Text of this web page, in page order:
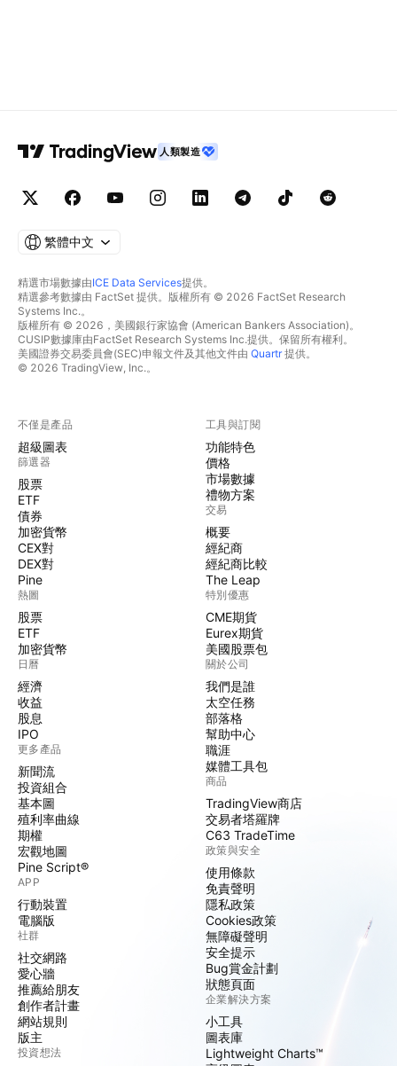
人類製造
繁體中文
精選市場數據由ICE Data Services提供。
精選參考數據由 FactSet 提供。版權所有 © 2026 FactSet Research
Systems Inc.。
版權所有 © 2026，美國銀行家協會 (American Bankers Association)。
CUSIP數據庫由FactSet Research Systems Inc.提供。保留所有權利。
美國證券交易委員會(SEC)申報文件及其他文件由 Quartr提供。
© 2026 TradingView, Inc.。
不僅是產品
超級圖表
篩選器
股票
ETF
債券
加密貨幣
CEX對
DEX對
Pine
熱圖
股票
ETF
加密貨幣
日曆
經濟
收益
股息
IPO
更多產品
新聞流
投資組合
基本圖
殖利率曲線
期權
宏觀地圖
Pine Script®
APP
行動裝置
電腦版
社群
社交網路
愛心牆
推薦給朋友
創作者計畫
網站規則
版主
投資想法
工具與訂閱
功能特色
價格
市場數據
禮物方案
交易
概要
經紀商
經紀商比較
The Leap
特別優惠
CME期貨
Eurex期貨
美國股票包
關於公司
我們是誰
太空任務
部落格
幫助中心
職涯
媒體工具包
商品
TradingView商店
交易者塔羅牌
C63 TradeTime
政策與安全
使用條款
免責聲明
隱私政策
Cookies政策
無障礙聲明
安全提示
Bug賞金計劃
狀態頁面
企業解決方案
小工具
圖表庫
Lightweight Charts™